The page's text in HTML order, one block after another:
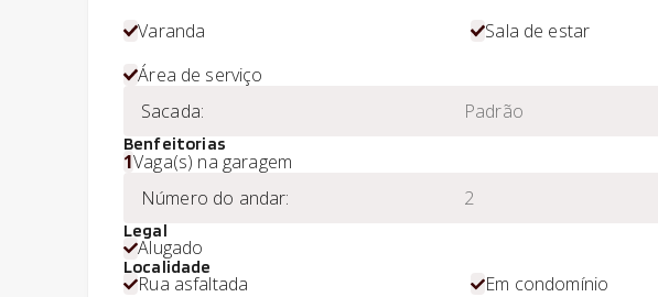
Varanda
Sala de estar
Área de serviço
Sacada: Padrão
Benfeitorias
1Vaga(s) na garagem
Número do andar: 2
Legal
Alugado
Localidade
Rua asfaltada Em condomínio